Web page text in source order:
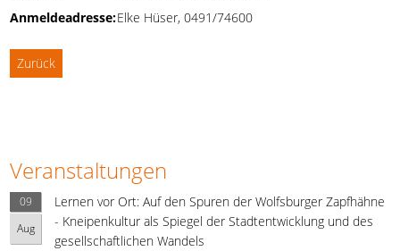
Anmeldeadresse:Elke Hüser, 0491/74600
Zurück
Veranstaltungen
09
Aug
Lernen vor Ort: Auf den Spuren der Wolfsburger Zapfhähne
- Kneipenkultur als Spiegel der Stadtentwicklung und des
gesellschaftlichen Wandels